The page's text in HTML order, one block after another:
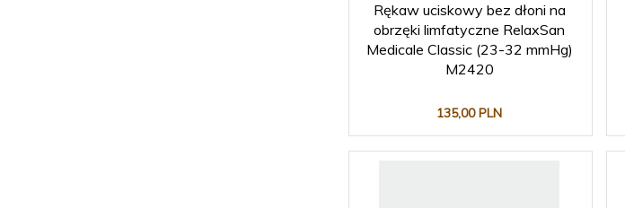
Rękaw uciskowy bez dłoni na
obrzęki limfatyczne RelaxSan
Medicale Classic (23-32 mmHg)
M2420
135,00 PLN